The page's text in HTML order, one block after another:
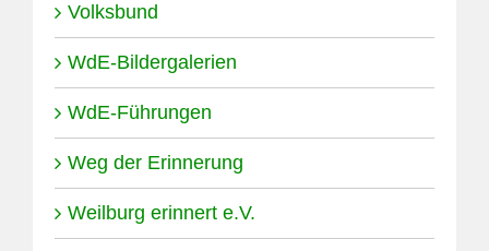
Volksbund
WdE-Bildergalerien
WdE-Führungen
Weg der Erinnerung
Weilburg erinnert e.V.